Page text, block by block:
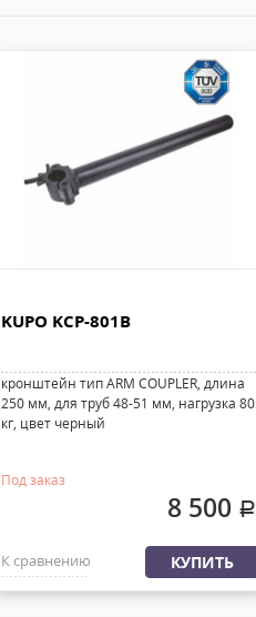
KUPO KCP-801B
кронштейн тип ARM COUPLER, длина
250 мм, для труб 48-51 мм, нагрузка 80
кг, цвет черный
Под заказ
8 500 .
К сравнению КУПИТЬ